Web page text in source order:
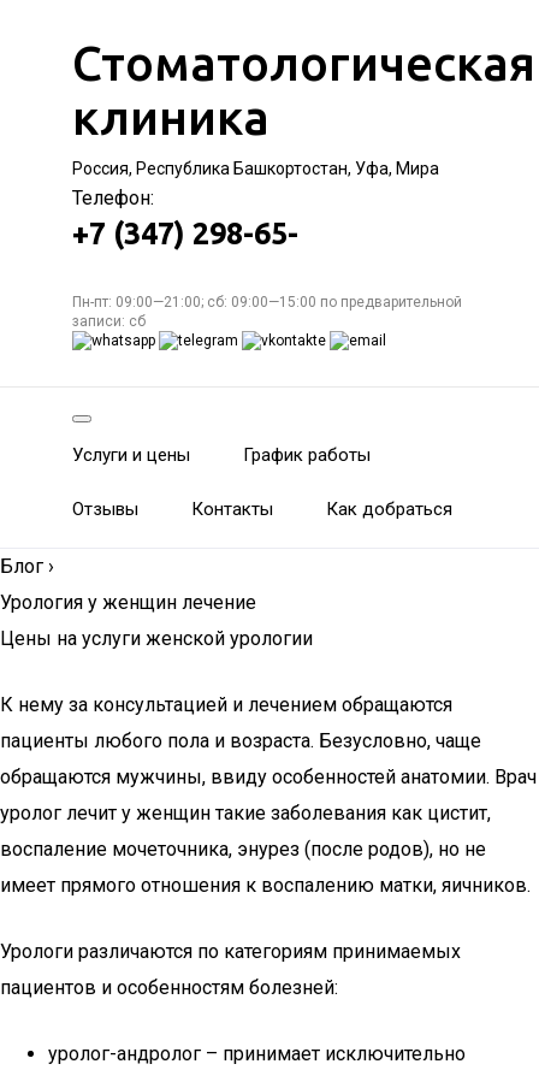
Стоматологическая
клиника
Россия, Республика Башкортостан, Уфа, Мира
Телефон:
+7 (347) 298-65-
Пн-пт: 09:00—21:00; сб: 09:00—15:00 по предварительной
записи: сб
Услуги и цены График работы
Отзывы Контакты Как добраться
Блог ›
Урология у женщин лечение
Цены на услуги женской урологии
К нему за консультацией и лечением обращаются
пациенты любого пола и возраста. Безусловно, чаще
обращаются мужчины, ввиду особенностей анатомии. Врач
уролог лечит у женщин такие заболевания как цистит,
воспаление мочеточника, энурез (после родов), но не
имеет прямого отношения к воспалению матки, яичников.
Урологи различаются по категориям принимаемых
пациентов и особенностям болезней:
уролог-андролог – принимает исключительно